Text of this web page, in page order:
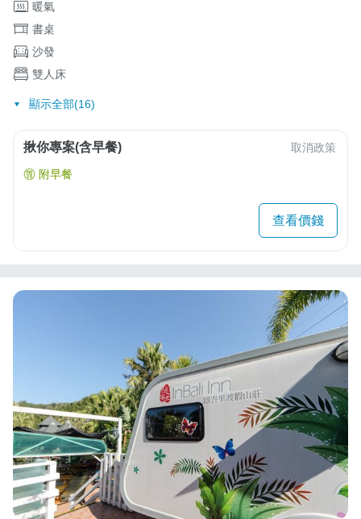
暖氣
書桌
沙發
雙人床
顯示全部(16)
揪你專案(含早餐) 取消政策
附早餐
查看價錢